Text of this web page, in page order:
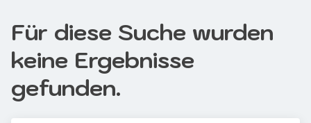
Für diese Suche wurden
keine Ergebnisse
gefunden.